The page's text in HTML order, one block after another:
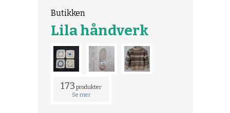
Butikken
Lila håndverk
173 produkter
Se mer